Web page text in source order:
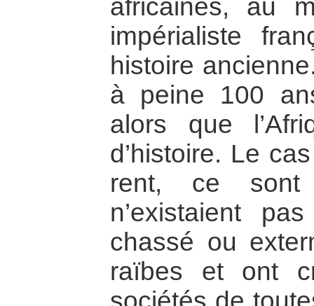
africaines, au
impérialiste
histoire
à peine 100
alors que
d’histoire. Le
rent, ce sont
n’existaient
chassé ou
raïbes et ont